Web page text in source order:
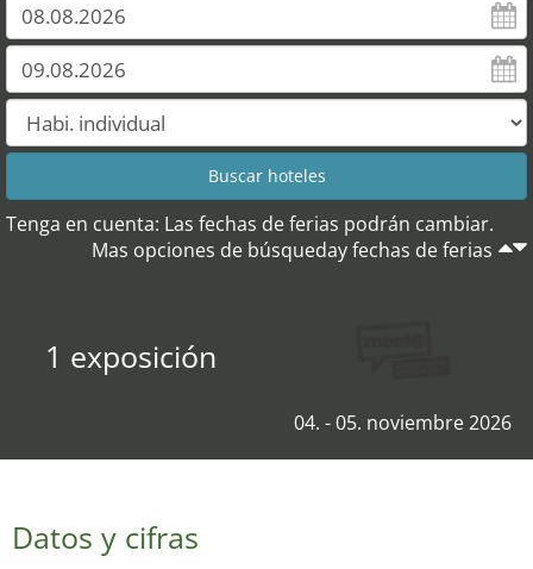
Tenga en cuenta: Las fechas de ferias podrán cambiar.
Mas opciones de búsqueday fechas de ferias
1 exposición
04. - 05. noviembre 2026
Datos y cifras